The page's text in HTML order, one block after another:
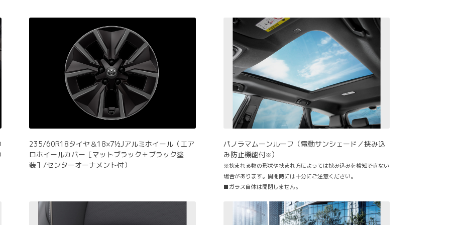
235/60R18タイヤ＆18×7½Jアルミホイール（エア
ロホイールカバー［マットブラック＋ブラック塗
装］/センターオーナメント付）
パノラマムーンルーフ（電動サンシェード／挟み込
み防止機能付※）
※挟まれる物の形状や挟まれ方によっては挟み込みを検知できない
場合があります。開閉時には十分にご注意ください。
■ガラス自体は開閉しません。